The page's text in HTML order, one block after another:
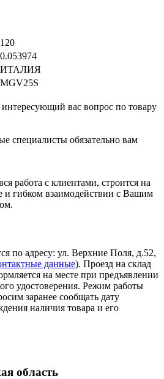
120
0.053974
ИТАЛИЯ
MGV25S
вас вопрос по товару
специалисты обязательно вам
работа с клиентами, строится на
и гибком взаимодействии с Вашим
по адресу: ул. Верхние Поля, д.52,
данные). Проезд на склад
на месте при предъявлении
удостоверения. Режим работы
заранее сообщать дату
наличия товара и его
область